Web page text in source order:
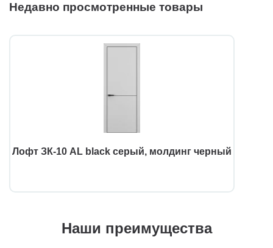
Недавно просмотренные товары
Лофт ЗК-10 AL black серый, молдинг черный
Наши преимущества